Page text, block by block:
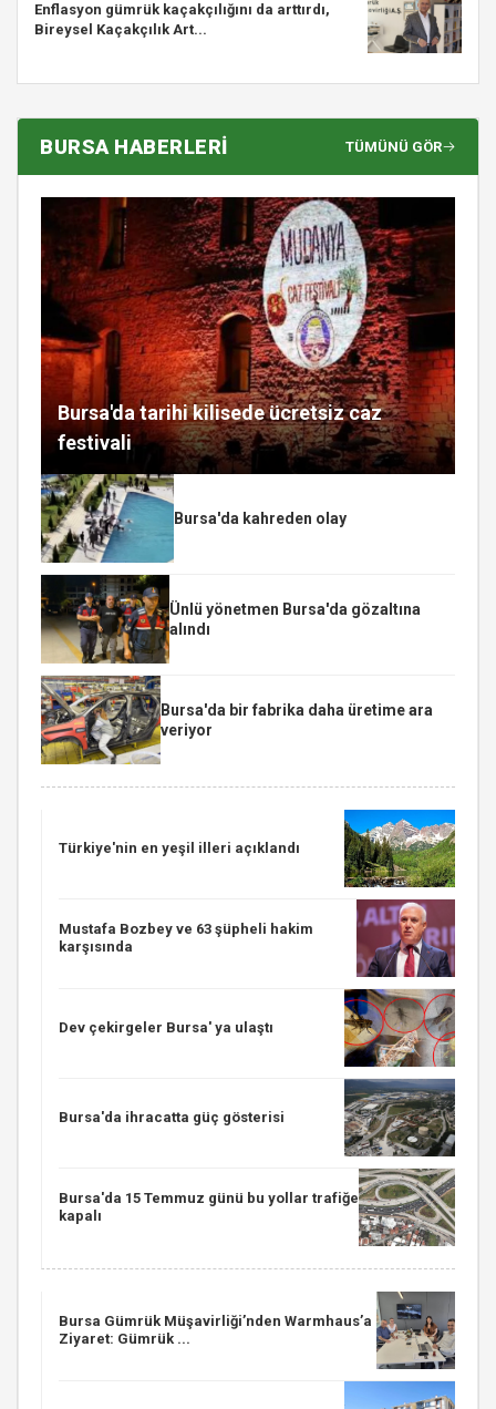
Enflasyon gümrük kaçakçılığını da arttırdı,
Bireysel Kaçakçılık Art...
BURSA HABERLERİ TÜMÜNÜ GÖR
Bursa'da tarihi kilisede ücretsiz caz
festivali
Bursa'da kahreden olay
Ünlü yönetmen Bursa'da gözaltına
alındı
Bursa'da bir fabrika daha üretime ara
veriyor
Türkiye'nin en yeşil illeri açıklandı
Mustafa Bozbey ve 63 şüpheli hakim
karşısında
Dev çekirgeler Bursa' ya ulaştı
Bursa'da ihracatta güç gösterisi
Bursa'da 15 Temmuz günü bu yollar trafiğe
kapalı
Bursa Gümrük Müşavirliği’nden Warmhaus’a
Ziyaret: Gümrük ...